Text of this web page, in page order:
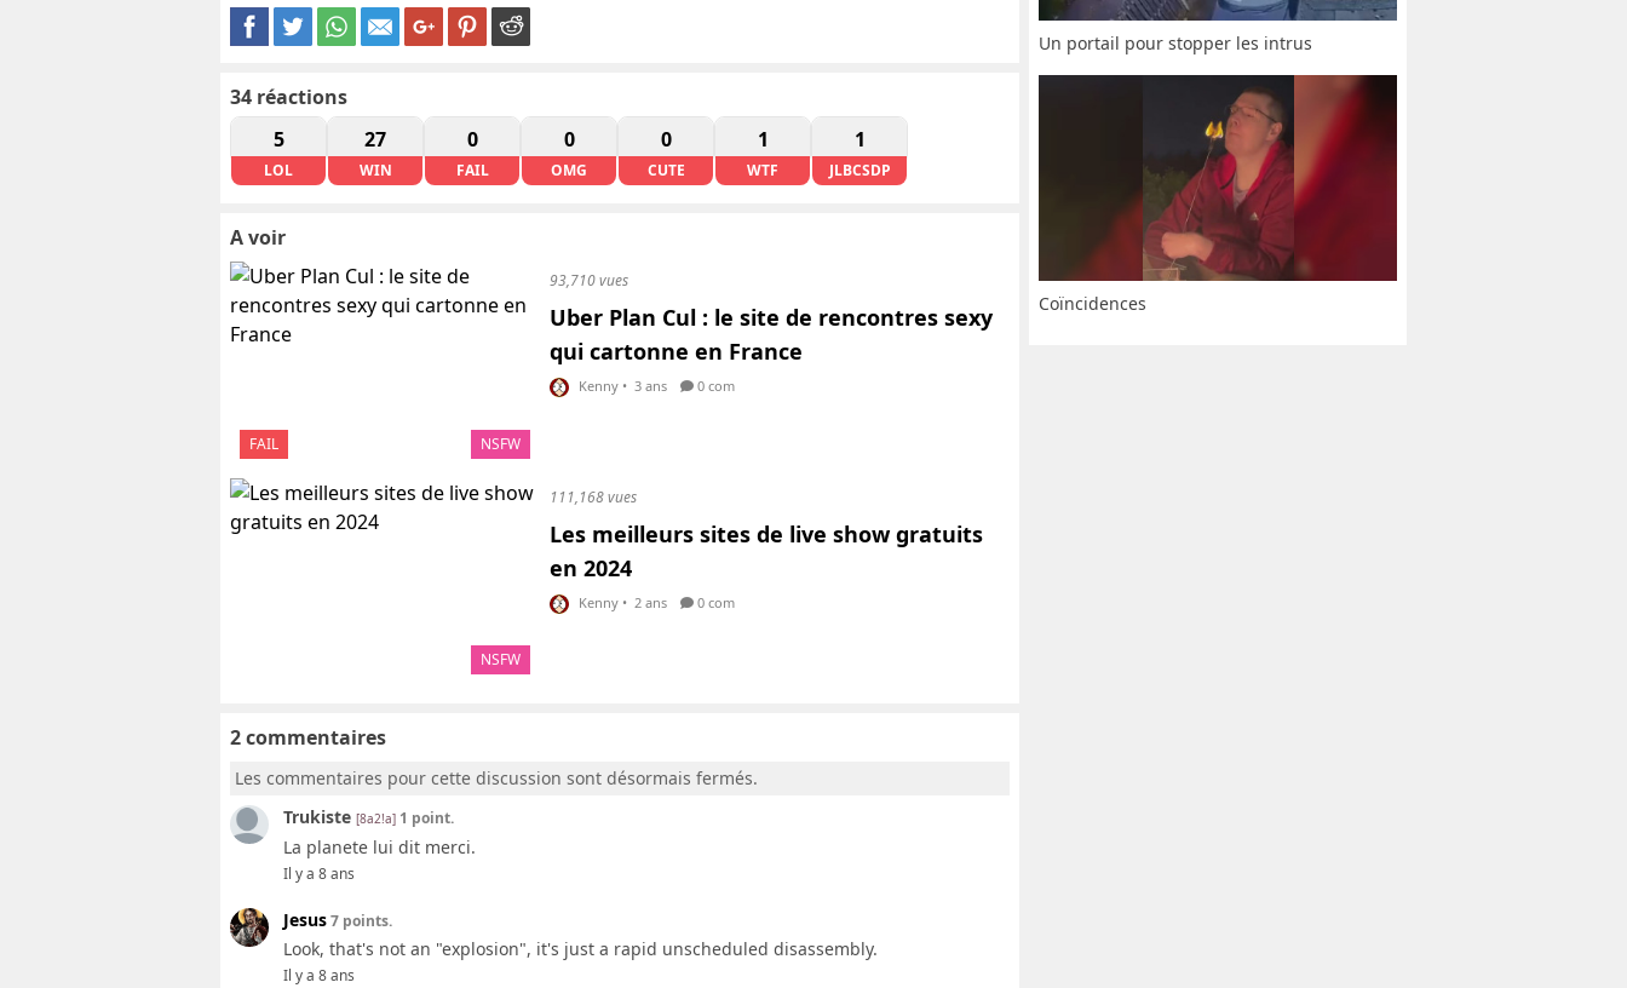
34 réactions
5
LOL
27
WIN
0
FAIL
0
OMG
0
CUTE
1
WTF
1
JLBCSDP
A voir
FAIL NSFW
93,710 vues
Uber Plan Cul : le site de rencontres sexy
qui cartonne en France
Kenny • 3 ans 0 com
NSFW
111,168 vues
Les meilleurs sites de live show gratuits
en 2024
Kenny • 2 ans 0 com
2 commentaires
Les commentaires pour cette discussion sont désormais fermés.
Trukiste [8a2!a] 1 point.
La planete lui dit merci.
Il y a 8 ans
Jesus7 points.
Look, that's not an "explosion", it's just a rapid unscheduled disassembly.
Il y a 8 ans
Un portail pour stopper les intrus
Coïncidences